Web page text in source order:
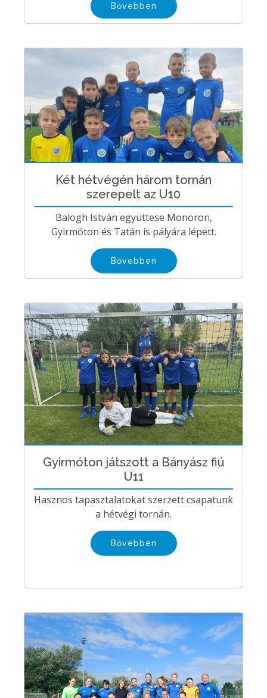
Bővebben
Két hétvégén három tornán
szerepelt az U10
Balogh István együttese Monoron,
Gyirmóton és Tatán is pályára lépett.
Bővebben
Gyirmóton játszott a Bányász fiú
U11
Hasznos tapasztalatokat szerzett csapatunk
a hétvégi tornán.
Bővebben